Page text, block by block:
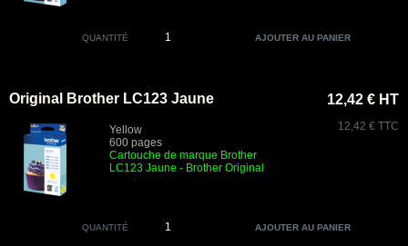
QUANTITÉ
Original Brother LC123 Jaune
Yellow
600 pages
Cartouche de marque Brother
LC123 Jaune - Brother Original
12,42 € HT
12,42 € TTC
QUANTITÉ